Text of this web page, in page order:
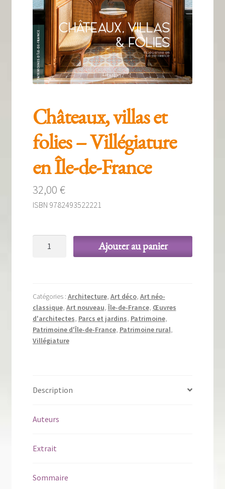
Tous nos livres
La qualité Lieux Dits
Nous contacter
Qui sommes-nous ?
Châteaux, villas et
folies – Villégiature
en Île-de-France
32,00 €
ISBN 9782493522221
folies
-
Villégiature
en
Ajouter au panier
Catégories : Architecture, Art déco, Art néo-
classique, Art nouveau, Île-de-France, Œuvres
d'architectes, Parcs et jardins, Patrimoine,
Patrimoine d'Île-de-France, Patrimoine rural,
Villégiature
Description
Auteurs
Extrait
Sommaire